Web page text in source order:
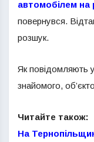
автомобілем на
повернувся.
розшук.
Як повідомляють у
знайомого,
Читайте також:
На